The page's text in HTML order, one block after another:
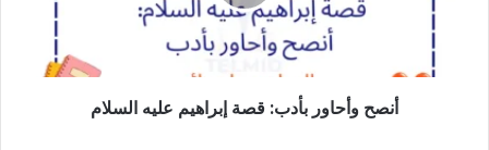
السلام
أنصح وأحاور بأدب: قصة إبراهيم عليه السلام